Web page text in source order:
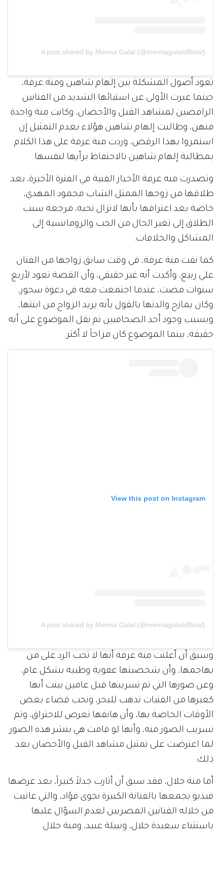
A post shared by Menna Galal (@mennagalalofficial)
تعود أصول المشكلة بين إلهام شاهين ومنة عرفة،
حينما عبرت الأولى عن استيائها الشديد من الفنانين
الرافضين لمشاهد القبل والأحضان، وكانت منة واحدة
منهن، وطالبت إلهام شاهين هؤلاء بعدم التمثيل إن
استمروا بهذا الرفض، وردت منة عرفة على هذا الكلام
بمطالبة إلهام شاهين بالاحتفاظ برأيها لنفسها.
وتصدرت منه عرفة الأخبار الفنية في الفترة الأخيرة، بعد
طلاقها من زوجها الممثل الشاب محمود المهدي،
خاصة بعد اعترافها بأنها لاتزال تحبه، مرجعة سبب
الطلاق إلى تغير الحال من الحب والرومانسية إلى
المشاكل والخلافات.
كما نفت منة عرفة، في وقت سابق زواجها من الفنان
علي ربيع، وأكدت أنه غير حقيقي، وأن القصة تعود لأربع
سنوات مضت، عندما اجتمعت معه في دعوة سحور،
وكان يمازح والدتها بالقول بأنه يريد الزواج من ابنتها،
وبسبب وجود أحد الصحافيين تم نقل الموضوع على أنه
حقيقة، بينما الموضوع كان مزاحاً لا أكثر.
View this post on Instagram
A post shared by Menna Galal (@mennagalalofficial)
وسبق أن أعلنت منة عرفة أنها لا تحب الرد على من
يهاجمها، وأن شخصيتها عفوية وطيبة بشكل عام،
وعن صورها التي تم تسريبها قبل عامين بينت أنها
كغيرها من الفتيات تذهب للبحر، وتحب قضاء بعض
الأوقات الخاصة بها، وأن هاتفها تعرض للاختراق، وتم
تسريب الصور منه، وأنها لو قامت هي بنشر هذه الصور
لما اعترضت على تمثيل مشاهد القبل والأحضان بعد
ذلك.
أما منة جلال، فقد سبق أن أثارت جدلاً كبيراً، بعد عرضها
فيديو يجمعها بالفنانة الكبيرة نجوى فؤاد، والتي عاتبت
من خلاله الفنانين المصريين لعدم السؤال عليها
باستثناء سعيدة جلال، ونبيلة عبيد، ومنة جلال.